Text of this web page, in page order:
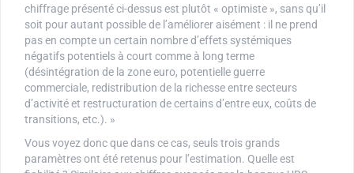
chiffrage présenté ci-dessus est plutôt « optimiste », sans qu’il
soit pour autant possible de l’améliorer aisément : il ne prend
pas en compte un certain nombre d’effets systémiques
négatifs potentiels à court comme à long terme
(désintégration de la zone euro, potentielle guerre
commerciale, redistribution de la richesse entre secteurs
d’activité et restructuration de certains d’entre eux, coûts de
transitions, etc.). »
Vous voyez donc que dans ce cas, seuls trois grands
paramètres ont été retenus pour l’estimation. Quelle est